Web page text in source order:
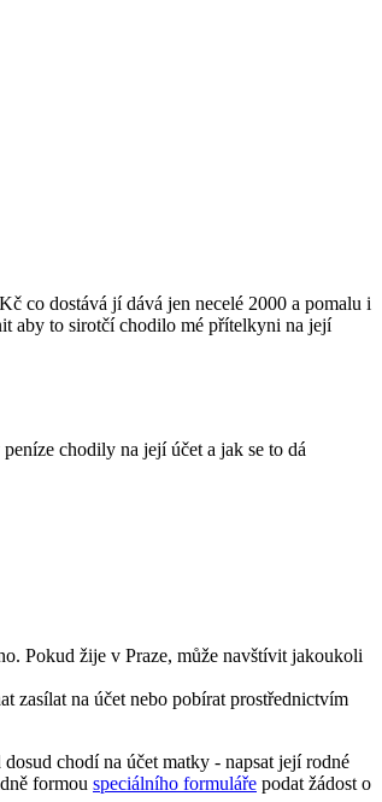
co dostává jí dává jen necelé 2000 a pomalu i
aby to sirotčí chodilo mé přítelkyni na její
chodily na její účet a jak se to dá
Pokud žije v Praze, může navštívit jakoukoli
zasílat na účet nebo pobírat prostřednictvím
chodí na účet matky - napsat její rodné
formou speciálního formuláře podat žádost o